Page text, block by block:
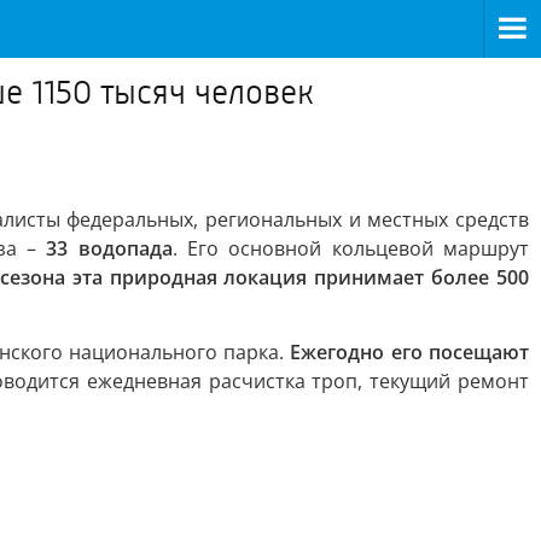
1150 тысяч человек
федеральных, региональных и местных средств
–33 водопада. Его основной кольцевой маршрут
эта природная локация принимает более 500
национального парка. Ежегодно его посещают
ежедневная расчистка троп, текущий ремонт